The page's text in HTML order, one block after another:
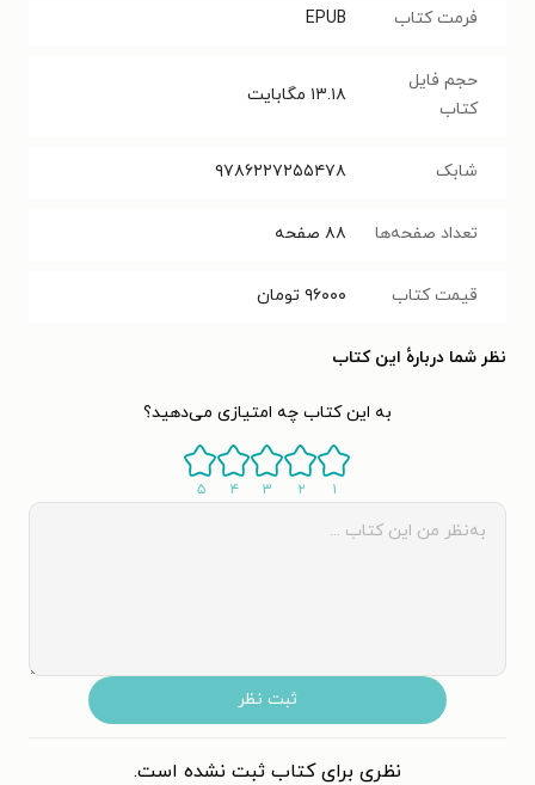
فرمت کتاب EPUB
حجم فایل
کتاب
۱۳.۱۸ مگابایت
شابک ۹۷۸۶۲۲۷۲۵۵۴۷۸
تعداد صفحه‌ها ۸۸ صفحه
قیمت کتاب ۹۶۰۰۰ تومان
نظر شما دربارهٔ این کتاب
به این کتاب چه امتیازی می‌دهید؟
۱ ۲ ۳ ۴ ۵
ثبت نظر
نظری برای کتاب ثبت نشده است.